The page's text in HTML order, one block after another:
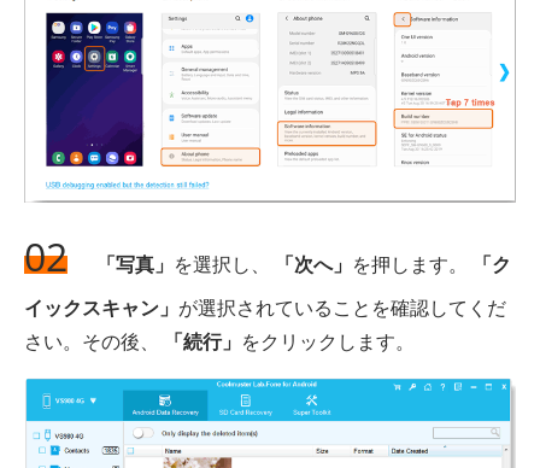
02 「写真」 を選択し、 「次へ」 を押します。
「ク
イックスキャン」 が選択されていることを確認してくだ
さい。その後、
「続行」 をクリックします。